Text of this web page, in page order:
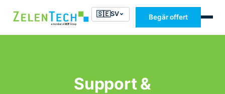
🇸🇪SV Begär offert
Support &